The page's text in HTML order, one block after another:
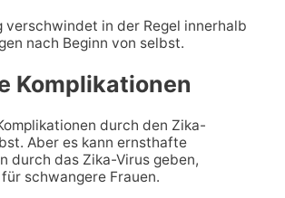
verschwindet in der Regel innerhalb
nach Beginn von selbst.
Komplikationen
durch den Zika-
Aber es kann ernsthafte
durch das Zika-Virus geben,
schwangere Frauen.